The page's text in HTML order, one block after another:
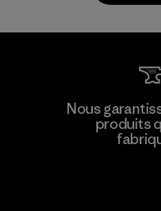
Teijin Frontier Co.,
Material-supplier
Nous
produits